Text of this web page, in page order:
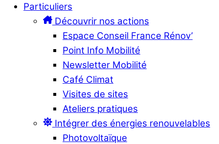
Particuliers
Découvrir nos actions
Espace Conseil France Rénov’
Point Info Mobilité
Newsletter Mobilité
Café Climat
Visites de sites
Ateliers pratiques
Intégrer des énergies renouvelables
Photovoltaïque